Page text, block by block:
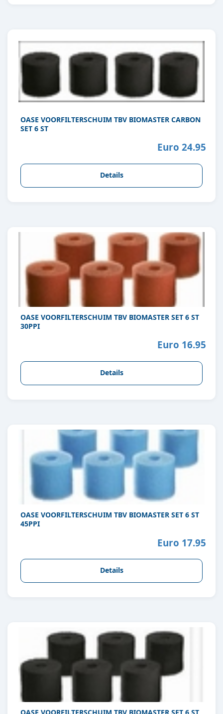
OASE VOORFILTERSCHUIM TBV BIOMASTER CARBON
SET 6 ST
Euro 24.95
Details
OASE VOORFILTERSCHUIM TBV BIOMASTER SET 6 ST
30PPI
Euro 16.95
Details
OASE VOORFILTERSCHUIM TBV BIOMASTER SET 6 ST
45PPI
Euro 17.95
Details